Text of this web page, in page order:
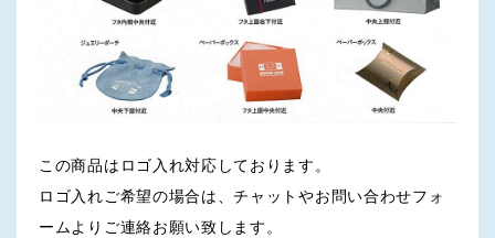
この商品はロゴ入れ対応しております。
ロゴ入れご希望の場合は、チャットやお問い合わせフォ
ームよりご連絡お願い致します。